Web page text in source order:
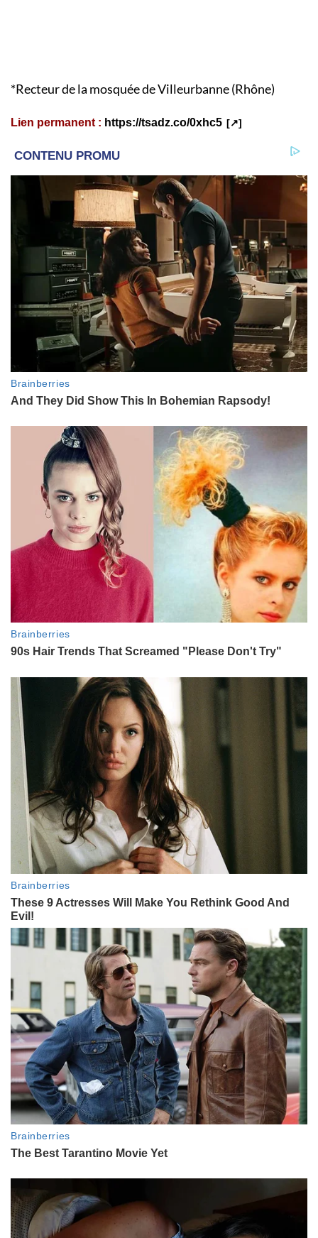
*Recteur de la mosquée de Villeurbanne (Rhône)
Lien permanent : https://tsadz.co/0xhc5